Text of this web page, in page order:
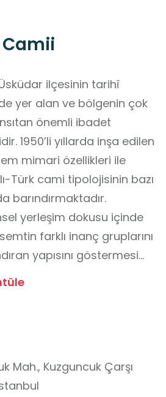
ilçesinin tarihî
yer alan ve bölgenin çok
önemli ibadet
1950’li yıllarda inşa edilen
mimari özellikleri ile
Türk cami tipolojisinin bazı
barındırmaktadır.
yerleşim dokusu içinde
farklı inanç gruplarını
yapısını göstermesi
açıdan anlamlı bir örnektir.
ve mahalle
bir perspektif
farkındalık, değer
Mah., Kuzguncuk Çarşı